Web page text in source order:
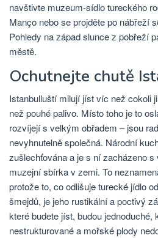
navštivte muzeum-sídlo tureckého
Manço nebo se projděte po nábřeží
Pohledy na západ slunce z pobřeží
městě.
Ochutnejte chutě
Istanbulluští milují jíst víc než cokoli
než pouhé palivo. Místo toho je to
rozvíjejí s velkým obřadem – jsou
nevyhnutelně společná. Národní
zušlechťována a je s ní zacházeno
muzejní sbírka v zemi. To
protože to, co odlišuje turecké jídlo
šmejdů, je jeho rustikální a poctivý
které budete jíst, budou jednoduché,
nestrukturované a mořské plody